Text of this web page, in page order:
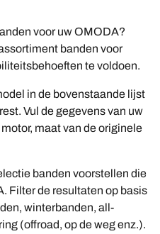
voor uw OMODA?
banden voor
te voldoen.
in de bovenstaande lijst
Vul de gegevens van uw
maat van de originele
banden voorstellen die
Filter de resultaten op basis
winterbanden, all-
(offroad, op de weg enz.).